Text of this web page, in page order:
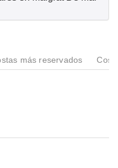
más reservados